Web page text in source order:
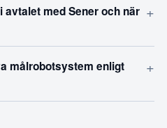
med Sener och när +
målrobotsystem enligt
+